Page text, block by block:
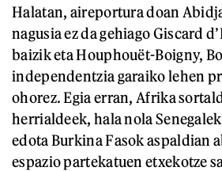
Halatan, aireportura doan
nagusia ez da gehiago Giscard
baizik eta Houphouët-Boigny,
independentzia garaiko lehen
ohorez. Egia erran, Afrika
herrialdeek, hala nola
edota Burkina Fasok aspaldian
espazio partekatuen etxekotze